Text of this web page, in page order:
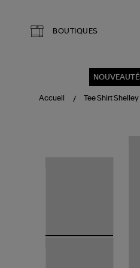
BOUTIQUES
Accueil Tee Shirt